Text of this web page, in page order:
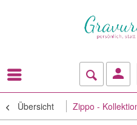
Übersicht Zippo -